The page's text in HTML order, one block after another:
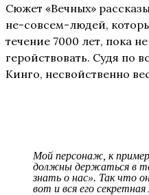
Сюжет «Вечных»
не-совсем-людей,
течение 7000 лет, пока
геройствовать. Судя по
Кинго, несвойственно
Мой персонаж, к
должны держаться в
знать о нас». Так что
вот и вся его